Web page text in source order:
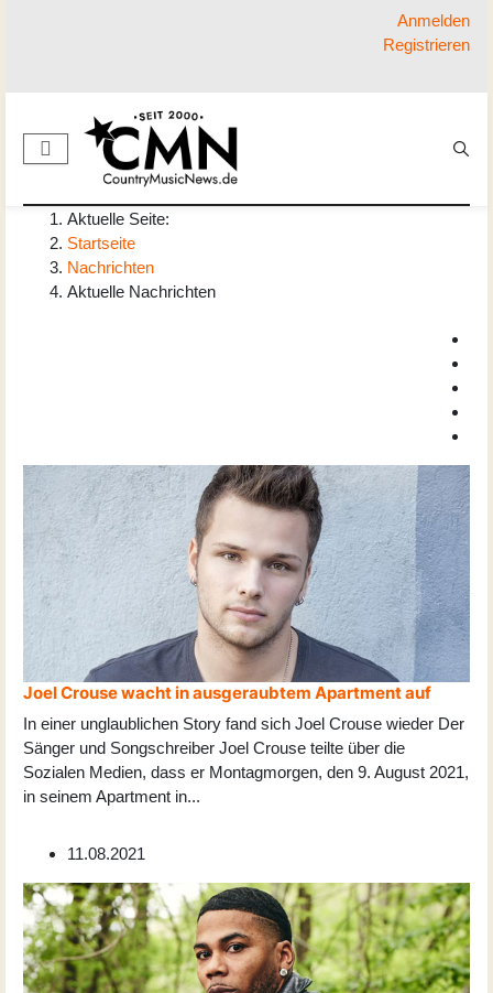
Anmelden
Registrieren
Aktuelle Seite:
Startseite
Nachrichten
Aktuelle Nachrichten
Joel Crouse wacht in ausgeraubtem Apartment auf
In einer unglaublichen Story fand sich Joel Crouse wieder Der
Sänger und Songschreiber Joel Crouse teilte über die
Sozialen Medien, dass er Montagmorgen, den 9. August 2021,
in seinem Apartment in...
11.08.2021